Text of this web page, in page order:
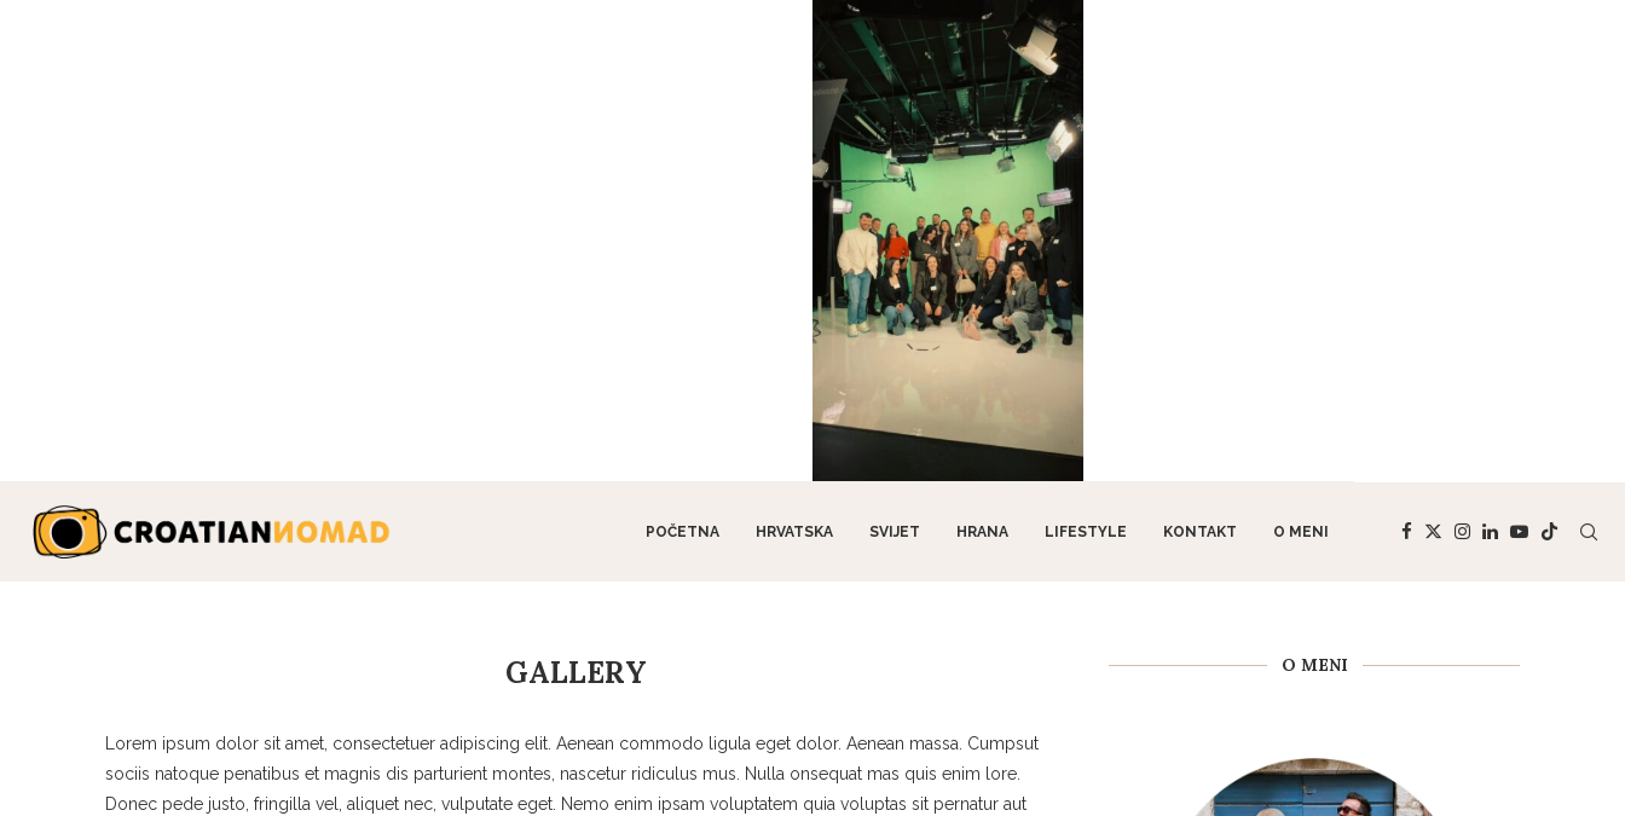
POČETNA HRVATSKA SVIJET HRANA LIFESTYLE KONTAKT O MENI
GALLERY
Lorem ipsum dolor sit amet, consectetuer adipiscing elit. Aenean commodo ligula eget dolor. Aenean massa. Cumpsut
sociis natoque penatibus et magnis dis parturient montes, nascetur ridiculus mus. Nulla onsequat mas quis enim lore.
Donec pede justo, fringilla vel, aliquet nec, vulputate eget. Nemo enim ipsam voluptatem quia voluptas sit pernatur aut
O MENI